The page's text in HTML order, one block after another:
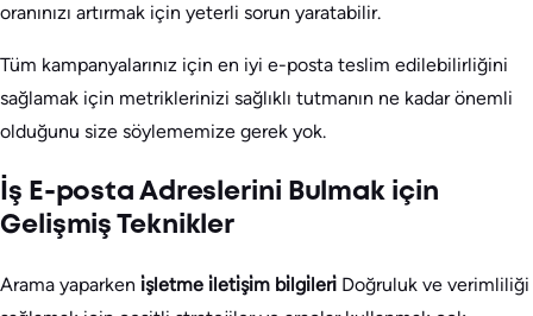
oranınızı artırmak için yeterli sorun yaratabilir.
Tüm kampanyalarınız için en iyi e-posta teslim edilebilirliğini
sağlamak için metriklerinizi sağlıklı tutmanın ne kadar önemli
olduğunu size söylememize gerek yok.
İş E-posta Adreslerini Bulmak için
Gelişmiş Teknikler
Arama yaparken i̇şletme i̇leti̇şi̇m bi̇lgi̇leri̇ Doğruluk ve verimliliği